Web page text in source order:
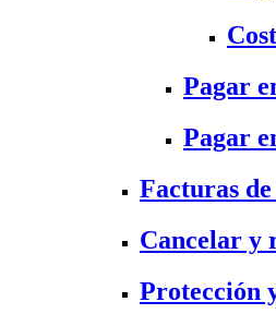
Pagar
Pagar
Facturas
Cancelar y
Protección